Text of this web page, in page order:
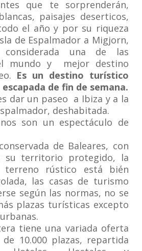
que te sorprenderán,
paisajes deserticos,
el año y por su riqueza
de Espalmador a Migjorn,
considerada una de las
mundo y mejor destino
Es un destino turístico
de fin de semana.
dar un paseo a Ibiza y a la
deshabitada.
son un espectáculo de
de Baleares, con
su territorio protegido, la
terreno rústico está bién
las casas de turismo
según las normas, no se
plazas turísticas excepto
tiene una variada oferta
10.000 plazas, repartida